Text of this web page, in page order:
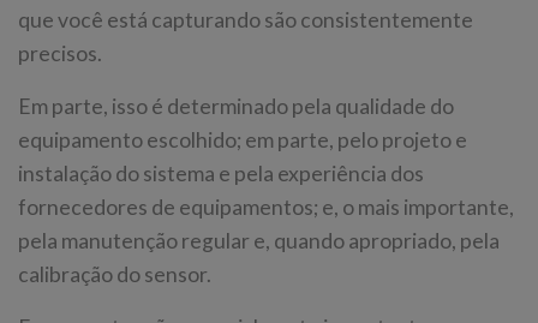
que você está capturando são consistentemente
precisos.
Em parte, isso é determinado pela qualidade do
equipamento escolhido; em parte, pelo projeto e
instalação do sistema e pela experiência dos
fornecedores de equipamentos; e, o mais importante,
pela manutenção regular e, quando apropriado, pela
calibração do sensor.